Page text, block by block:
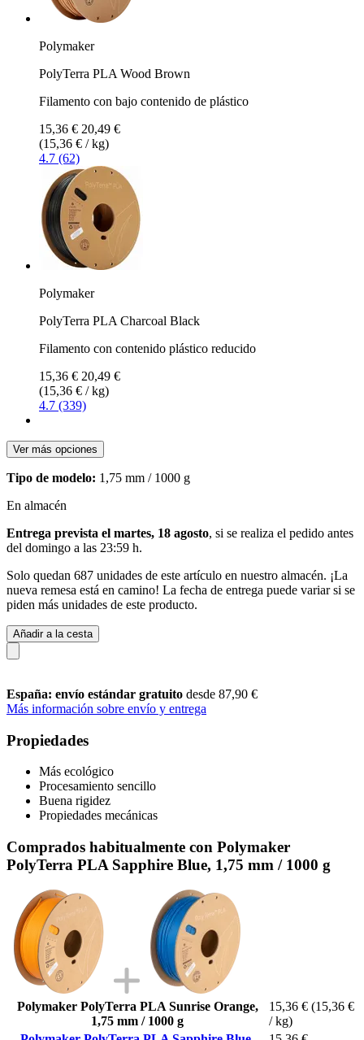
Polymaker
PolyTerra PLA Wood Brown
Filamento con bajo contenido de plástico
15,36 € 20,49 €
(15,36 € / kg)
4.7 (62)
Polymaker
PolyTerra PLA Charcoal Black
Filamento con contenido plástico reducido
15,36 € 20,49 €
(15,36 € / kg)
4.7 (339)
Ver más opciones
Tipo de modelo: 1,75 mm / 1000 g
En almacén
Entrega prevista el martes, 18 agosto, si se realiza el pedido antes
del domingo a las 23:59 h.
Solo quedan 687 unidades de este artículo en nuestro almacén. ¡La
nueva remesa está en camino! La fecha de entrega puede variar si se
piden más unidades de este producto.
Añadir a la cesta
España: envío estándar gratuito desde 87,90 €
Más información sobre envío y entrega
Propiedades
Más ecológico
Procesamiento sencillo
Buena rigidez
Propiedades mecánicas
Comprados habitualmente con Polymaker
PolyTerra PLA Sapphire Blue, 1,75 mm / 1000 g
Polymaker PolyTerra PLA Sunrise Orange,
1,75 mm / 1000 g
15,36 € (15,36 €
/ kg)